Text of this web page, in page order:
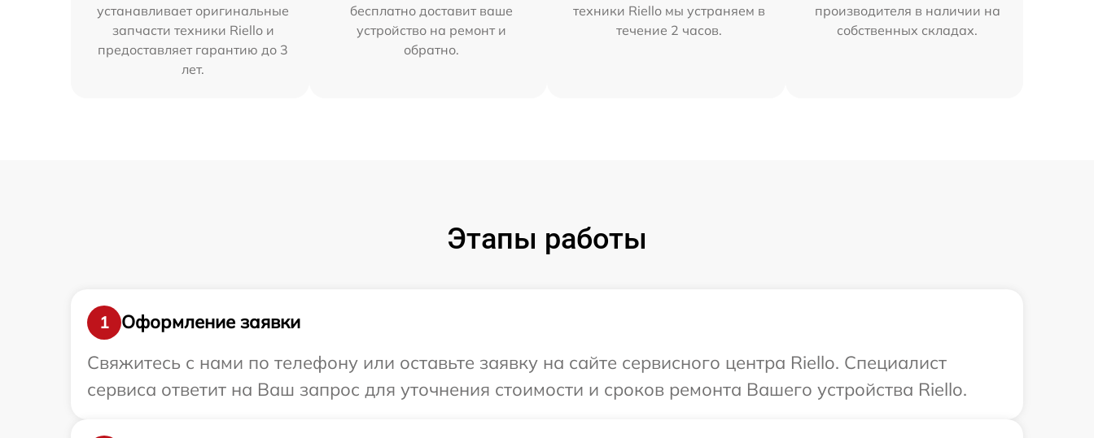
устанавливает оригинальные
запчасти техники Riello и
предоставляет гарантию до 3
лет.
бесплатно доставит ваше
устройство на ремонт и
обратно.
техники Riello мы устраняем в
течение 2 часов.
производителя в наличии на
собственных складах.
Этапы работы
1
Оформление заявки
Свяжитесь с нами по телефону или оставьте заявку на сайте сервисного центра Riello. Специалист
сервиса ответит на Ваш запрос для уточнения стоимости и сроков ремонта Вашего устройства Riello.